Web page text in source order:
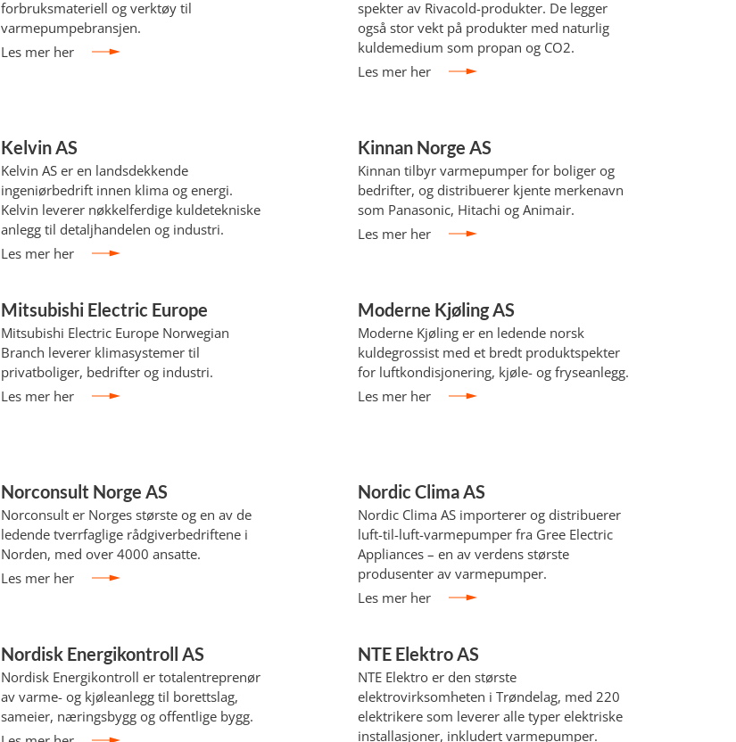
forbruksmateriell og verktøy til
varmepumpebransjen.
Les mer her
spekter av Rivacold-produkter. De legger
også stor vekt på produkter med naturlig
kuldemedium som propan og CO2.
Les mer her
Kelvin AS
Kelvin AS er en landsdekkende
ingeniørbedrift innen klima og energi.
Kelvin leverer nøkkelferdige kuldetekniske
anlegg til detaljhandelen og industri.
Les mer her
Kinnan Norge AS
Kinnan tilbyr varmepumper for boliger og
bedrifter, og distribuerer kjente merkenavn
som Panasonic, Hitachi og Animair.
Les mer her
Mitsubishi Electric Europe
Mitsubishi Electric Europe Norwegian
Branch leverer klimasystemer til
privatboliger, bedrifter og industri.
Les mer her
Moderne Kjøling AS
Moderne Kjøling er en ledende norsk
kuldegrossist med et bredt produktspekter
for luftkondisjonering, kjøle- og fryseanlegg.
Les mer her
Norconsult Norge AS
Norconsult er Norges største og en av de
ledende tverrfaglige rådgiverbedriftene i
Norden, med over 4000 ansatte.
Les mer her
Nordic Clima AS
Nordic Clima AS importerer og distribuerer
luft-til-luft-varmepumper fra Gree Electric
Appliances – en av verdens største
produsenter av varmepumper.
Les mer her
Nordisk Energikontroll AS
Nordisk Energikontroll er totalentreprenør
av varme- og kjøleanlegg til borettslag,
sameier, næringsbygg og offentlige bygg.
NTE Elektro AS
NTE Elektro er den største
elektrovirksomheten i Trøndelag, med 220
elektrikere som leverer alle typer elektriske
installasjoner, inkludert varmepumper.